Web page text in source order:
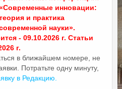
инновации:
и практика
науки».
- 09.10.2026 г. Статьи
г.
в ближайшем номере, не
Потратьте одну минуту,
в Редакцию.